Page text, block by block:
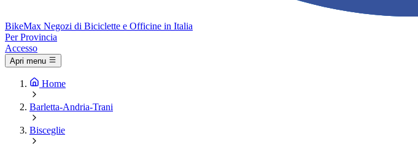
BikeMax Negozi di Biciclette e Officine in Italia
Per Provincia
Accesso
Apri menu
Home
Barletta-Andria-Trani
Bisceglie